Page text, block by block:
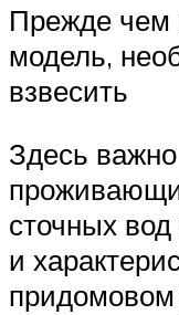
Прежде чем
модель,
взвесить
Здесь
сточных вод
и
придомовом